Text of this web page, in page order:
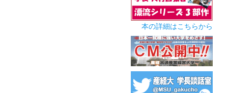
本の詳細はこちらから